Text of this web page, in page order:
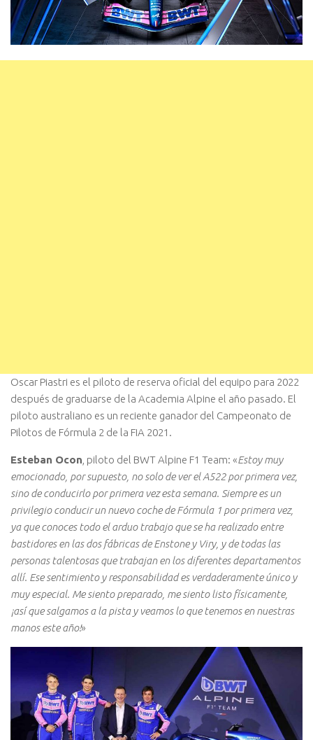
Oscar Piastri es el piloto de reserva oficial del equipo para 2022
después de graduarse de la Academia Alpine el año pasado. El
piloto australiano es un reciente ganador del Campeonato de
Pilotos de Fórmula 2 de la FIA 2021.
Esteban Ocon , piloto del BWT Alpine F1 Team: «Estoy muy
emocionado, por supuesto, no solo de ver el A522 por primera vez,
sino de conducirlo por primera vez esta semana. Siempre es un
privilegio conducir un nuevo coche de Fórmula 1 por primera vez,
ya que conoces todo el arduo trabajo que se ha realizado entre
bastidores en las dos fábricas de Enstone y Viry, y de todas las
personas talentosas que trabajan en los diferentes departamentos
allí. Ese sentimiento y responsabilidad es verdaderamente único y
muy especial. Me siento preparado, me siento listo físicamente,
¡así que salgamos a la pista y veamos lo que tenemos en nuestras
manos este año!»